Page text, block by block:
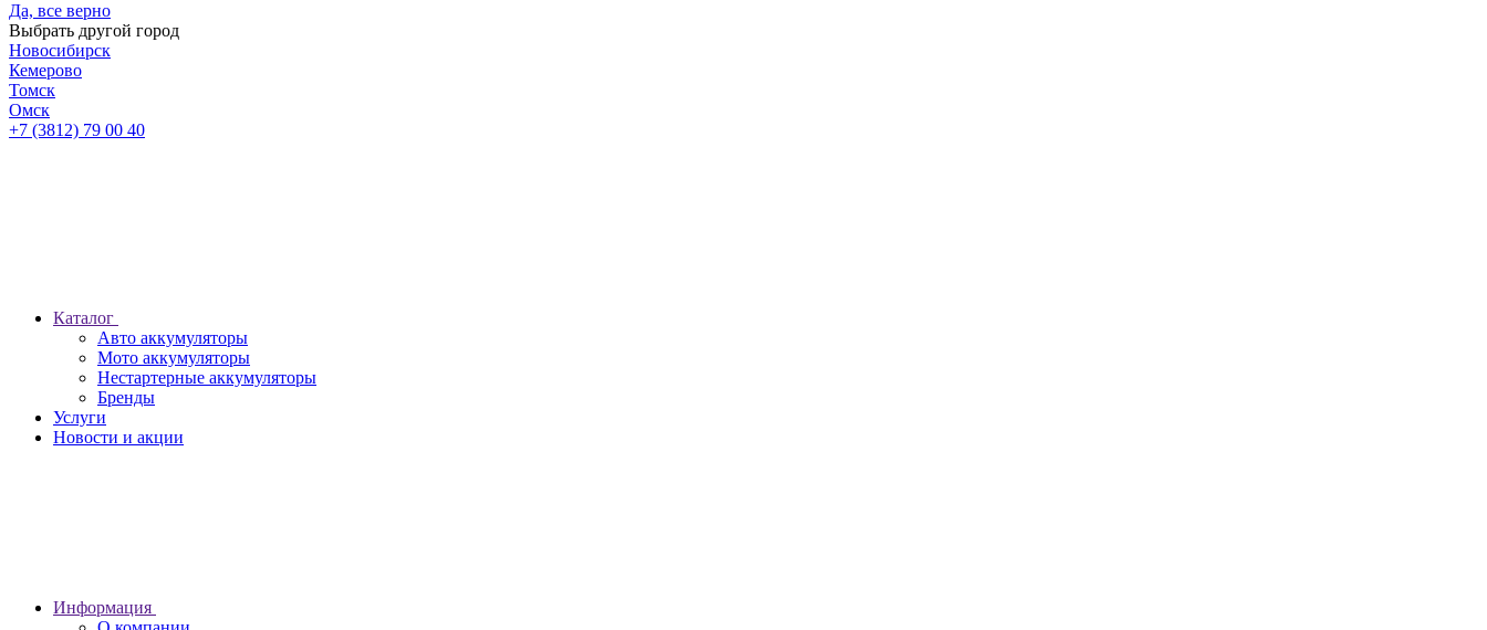
Да, все верно
Выбрать другой город
Новосибирск
Кемерово
Томск
Омск
+7 (3812) 79 00 40
Каталог
Авто аккумуляторы
Мото аккумуляторы
Нестартерные аккумуляторы
Бренды
Услуги
Новости и акции
Информация